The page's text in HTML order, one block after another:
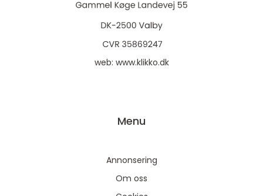
web: www.klikko.dk
Menu
Annonsering
Om oss